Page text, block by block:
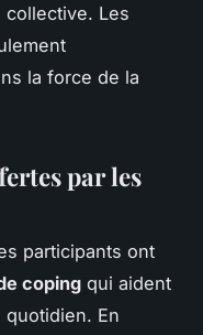
collective. Les
la force de la
par les
participants ont
coping qui aident
quotidien. En